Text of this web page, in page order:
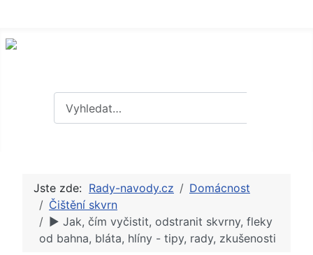
Jste zde: Rady-navody.cz
Domácnost
Čištění skvrn
► Jak, čím vyčistit, odstranit skvrny, fleky
od bahna, bláta, hlíny - tipy, rady, zkušenosti